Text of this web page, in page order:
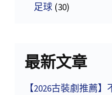
足球 (30)
最新文章
【2026古裝劇推薦